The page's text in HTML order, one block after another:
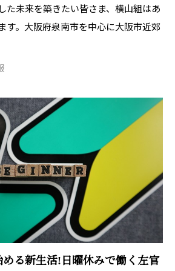
た未来を築きたい皆さま、横山組はあ
す。大阪府泉南市を中心に大阪市近郊
る新生活!日曜休みで働く左官